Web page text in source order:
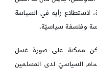
لاستطلاع رأيه في السياسة
وفلسفة سياسيّة.
تكن ممكنة على صورة غسل
السياسيّ لدى المسلمين